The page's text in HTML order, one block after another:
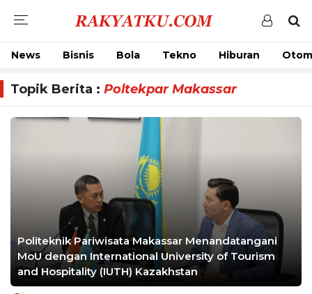
News Bisnis Bola Tekno Hiburan
Topik Berita : Poltekpar Makassar
Politeknik Pariwisata Makassar Menandatangani
MoU dengan International University of Tourism
and Hospitality (IUTH) Kazakhstan